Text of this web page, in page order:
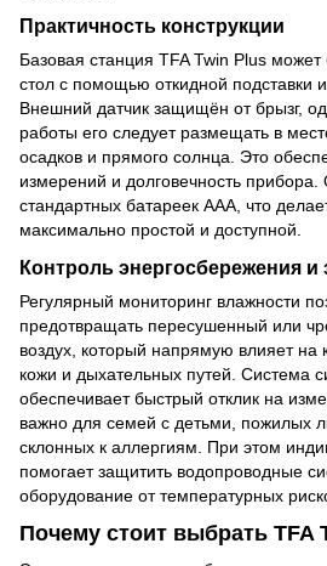
Практичность конструкции
Базовая станция TFA Twin Plus
стол с помощью откидной подставки
Внешний датчик защищён от брызг,
работы его следует размещать в
осадков и прямого солнца. Это
измерений и долговечность
стандартных батареек ААА, что
максимально простой и доступной.
Контроль энергосбережения и
Регулярный мониторинг влажности
предотвращать пересушенный или
воздух, который напрямую влияет на
кожи и дыхательных путей. Система
обеспечивает быстрый отклик на
важно для семей с детьми, пожилых
склонных к аллергиям. При этом
помогает защитить водопроводные
оборудование от температурных
Почему стоит выбрать TFA